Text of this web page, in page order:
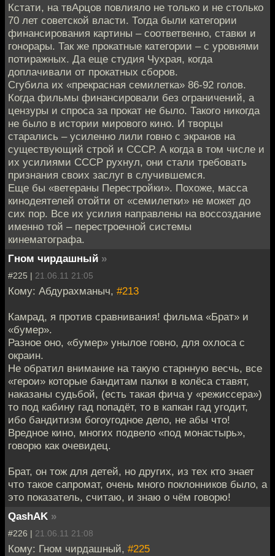
Кстати, на твАрцов повлияло не только и не столько
70 лет советской власти. Тогда были категории
финансирования картины – соответвенно, ставки и
гонорары. Так же прокатные категории – с уровнями
потиражных. Да еще студия Чухрая, когда
доплачивали от прокатных сборов.
Сгубила их «прекрасная семилетка» 86-92 голов.
Когда фильмы финансировали без ограничений, а
цензуры и спроса за прокат не было. Такого никогда
не было в истории мирового кино. И творцы
старались – усиленно лили говно с экранов на
существующий строй и СССР. А когда в том числе и
их усилиями СССР рухнул, они стали требовать
признания своих заслуг в случившемся.
Еще бы «ветераны Перестройки». Похоже, масса
кинодеятелей отойти от «семилетки» не может до
сих пор. Все их усилия направлены на воссоздание
именно той – перестроечной системы
кинематографа.
Гном чирдашный »
#225 | 21.06.11 21:05
Кому: Абдурахманыч, #213
Камрад, я против сравнивания! фильма «Брат» и
«бумер».
Разное оно, «бумер» унылое говно, для охлоса с
окраин.
Не обратил внимание на такую старнную весчь, все
«герои» которые бандитам палки в колёса ставят,
наказаны судьбой, (есть такая фича у «режиссера»)
то под кабину гад попадёт, то в капкан гад угодит,
ибо бандитизм богоугодное дело, не абы что!
Вредное кино, многих подвело «под монастырь»,
говорю как очевидец.
Брат, он тож для детей, но других, из тех кто знает
что такое сапромат, очень много поклонников было, а
это показатель, считаю, и знаю о чём говорю!
QashAK »
#226 | 21.06.11 21:08
Кому: Гном чирдашный, #225